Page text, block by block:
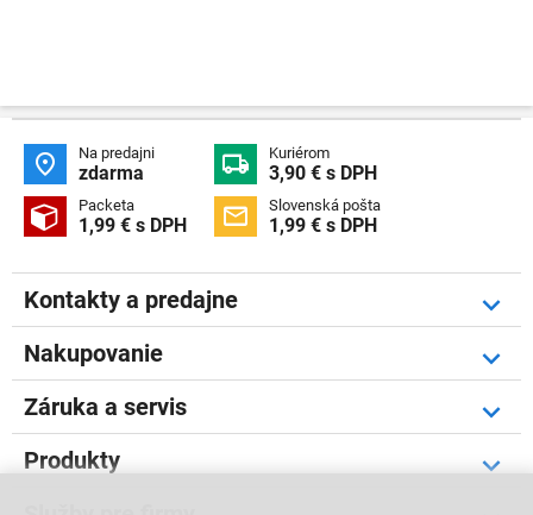
 Na predajni
zdarma  Kuriérom
3,90 € s DPH
 Packeta
1,99 € s DPH  Slovenská pošta
1,99 € s DPH
Kontakty a predajne
Nakupovanie
Záruka a servis
Produkty